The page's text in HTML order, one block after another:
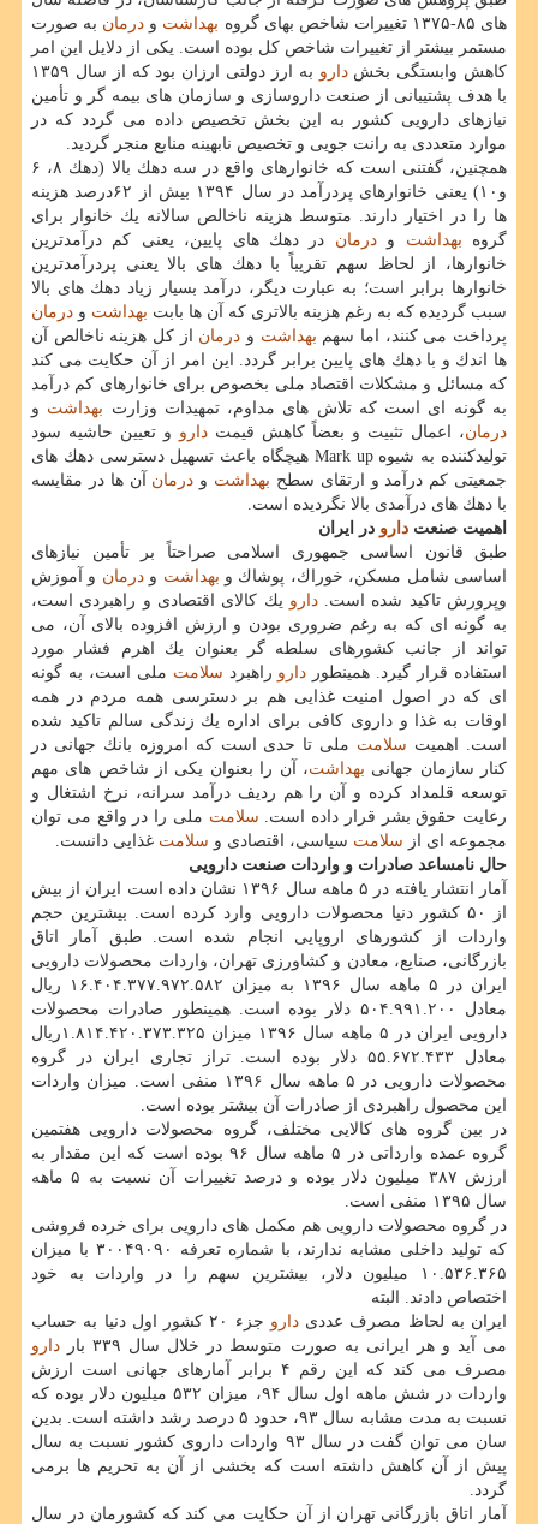
های ۸۵-۱۳۷۵ تغییرات شاخص بهای گروه
بهداشت و درمان به صورت
مستمر بیشتر از تغییرات شاخص كل بوده است. یكی از دلایل این امر
كاهش وابستگی بخشدارو
به ارز دولتی ارزان بود كه از سال ۱۳۵۹
با هدف پشتیبانی از صنعت داروسازی و سازمان های بیمه گر و تأمین
نیازهای دارویی كشور به این بخش تخصیص داده می گردد كه در
موارد متعددی به رانت جویی و تخصیص نابهینه منابع منجر گردید.
همچنین، گفتنی است كه خانوارهای واقع در سه دهك بالا (دهك ۸، ۶
و۱۰) یعنی خانوارهای پردرآمد در سال ۱۳۹۴ بیش از ۶۲درصد هزینه
ها را در اختیار دارند. متوسط هزینه ناخالص سالانه یك خانوار برای
گروه بهداشت ودرمان در دهك های پایین، یعنی كم درآمدترین
خانوارها، از لحاظ سهم تقریباً با دهك های بالا یعنی پردرآمدترین
خانوارها برابر است؛ به عبارت دیگر، درآمد بسیار زیاد دهك های بالا
سبب گردیده كه به رغم هزینه بالاتری كه آن ها بابت بهداشت و درمان
پرداخت می كنند، اما سهم بهداشت و درمان از كل هزینه ناخالص آن
ها اندك و با دهك های پایین برابر گردد. این امر از آن حكایت می كند
كه مسائل و مشكلات اقتصاد ملی بخصوص برای خانوارهای كم درآمد
به گونه ای است كه تلاش های مداوم، تمهیدات وزارت بهداشت و
درمان، اعمال تثبیت و بعضاً كاهش قیمت دارو و تعیین حاشیه سود
تولیدكننده به شیوه Mark up هیچگاه باعث تسهیل دسترسی دهك های
جمعیتی كم درآمد و ارتقای سطح بهداشت و درمان آن ها در مقایسه
با دهك های درآمدی بالا نگردیده است.
اهمیت صنعت دارو در ایران
طبق قانون اساسی جمهوری اسلامی صراحتاً بر تأمین نیازهای
اساسی شامل مسكن، خوراك، پوشاك و بهداشت ودرمان و آموزش
وپرورش تاكید شده است.دارو یك كالای اقتصادی و راهبردی است،
به گونه ای كه به رغم ضروری بودن و ارزش افزوده بالای آن، می
تواند از جانب كشورهای سلطه گر بعنوان یك اهرم فشار مورد
استفاده قرار گیرد. همینطور دارو راهبرد سلامت ملی است، به گونه
ای كه در اصول امنیت غذایی هم بر دسترسی همه مردم در همه
اوقات به غذا و داروی كافی برای اداره یك زندگی سالم تاكید شده
است. اهمیت سلامت ملی تا حدی است كه امروزه بانك جهانی در
كنار سازمان جهانی بهداشت، آن را بعنوان یكی از شاخص های مهم
توسعه قلمداد كرده و آن را هم ردیف درآمد سرانه، نرخ اشتغال و
رعایت حقوق بشر قرار داده است. سلامت ملی را در واقع می توان
مجموعه ای از سلامت سیاسی، اقتصادی و سلامت غذایی دانست.
حال نامساعد صادرات و واردات صنعت دارویی
آمار انتشار یافته در ۵ ماهه سال ۱۳۹۶ نشان داده است ایران از بیش
از ۵۰ كشور دنیا محصولات دارویی وارد كرده است. بیشترین حجم
واردات از كشورهای اروپایی انجام شده است. طبق آمار اتاق
بازرگانی، صنایع، معادن و كشاورزی تهران، واردات محصولات دارویی
ایران در ۵ ماهه سال ۱۳۹۶ به میزان ۱۶.۴۰۴.۳۷۷.۹۷۲.۵۸۲ ریال
معادل ۵۰۴.۹۹۱.۲۰۰ دلار بوده است. همینطور صادرات محصولات
دارویی ایران در ۵ ماهه سال ۱۳۹۶ میزان ۱.۸۱۴.۴۲۰.۳۷۳.۳۲۵ریال
معادل ۵۵.۶۷۲.۴۳۳ دلار بوده است. تراز تجاری ایران در گروه
محصولات دارویی در ۵ ماهه سال ۱۳۹۶ منفی است. میزان واردات
این محصول راهبردی از صادرات آن بیشتر بوده است.
در بین گروه های كالایی مختلف، گروه محصولات دارویی هفتمین
گروه عمده وارداتی در ۵ ماهه سال ۹۶ بوده است كه این مقدار به
ارزش ۳۸۷ میلیون دلار بوده و درصد تغییرات آن نسبت به ۵ ماهه
سال ۱۳۹۵ منفی است.
در گروه محصولات دارویی هم مكمل های دارویی برای خرده فروشی
كه تولید داخلی مشابه ندارند، با شماره تعرفه ۳۰۰۴۹۰۹۰ با میزان
۱۰.۵۳۶.۳۶۵ میلیون دلار، بیشترین سهم را در واردات به خود
اختصاص دادند. البته
ایران به لحاظ مصرف عددیدارو
جزء ۲۰ كشور اول دنیا به حساب
می آید و هر ایرانی به صورت متوسط در خلال سال ۳۳۹ بار
دارو
مصرف می كند كه این رقم ۴ برابر آمارهای جهانی است ارزش
واردات در شش ماهه اول سال ۹۴، میزان ۵۳۲ میلیون دلار بوده كه
نسبت به مدت مشابه سال ۹۳، حدود ۵ درصد رشد داشته است. بدین
سان می توان گفت در سال ۹۳ واردات داروی كشور نسبت به سال
پیش از آن كاهش داشته است كه بخشی از آن به تحریم ها برمی
گردد.
آمار اتاق بازرگانی تهران از آن حكایت می كند كه كشورمان در سال